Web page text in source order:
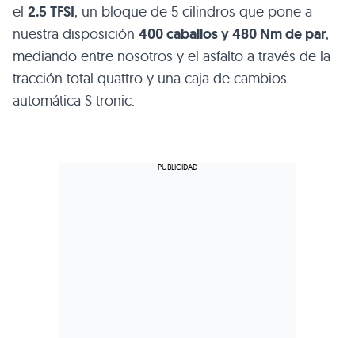
el 2.5 TFSI, un bloque de 5 cilindros que pone a
nuestra disposición 400 caballos y 480 Nm de par,
mediando entre nosotros y el asfalto a través de la
tracción total quattro y una caja de cambios
automática S tronic.